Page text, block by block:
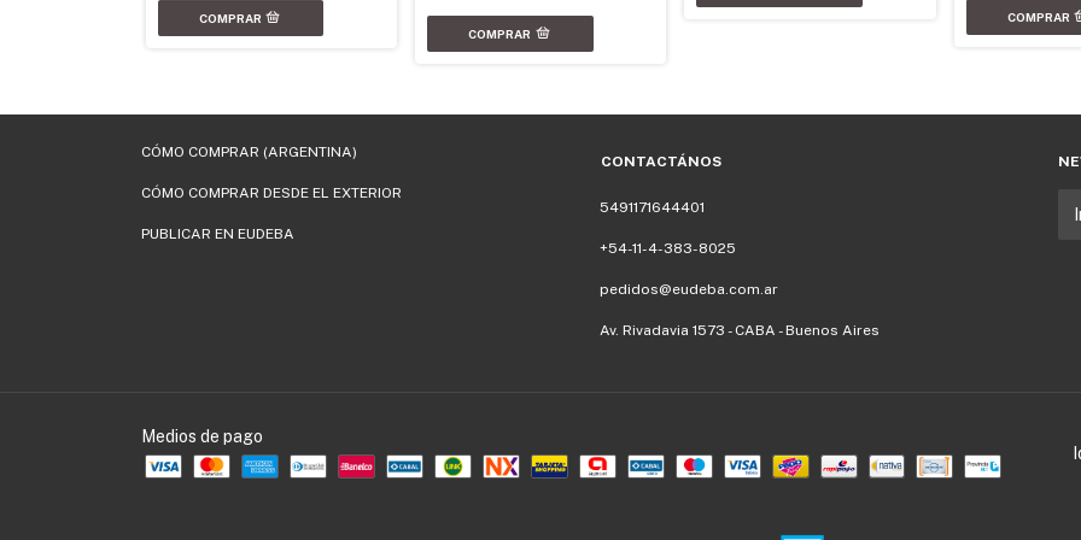
CÓMO COMPRAR (ARGENTINA)
CÓMO COMPRAR DESDE EL EXTERIOR
PUBLICAR EN EUDEBA
CONTACTÁNOS
5491171644401
+54-11-4-383-8025
pedidos@eudeba.com.ar
Av. Rivadavia 1573 - CABA - Buenos Aires
Medios de pago